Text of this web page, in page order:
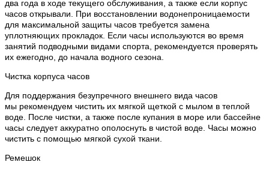
два года в ходе текущего обслуживания, а также если корпус
часов открывали. При восстановлении водонепроницаемости
для максимальной защиты часов требуется замена
уплотняющих прокладок. Если часы используются во время
занятий подводными видами спорта, рекомендуется проверять
их ежегодно, до начала водного сезона.
Чистка корпуса часов
Для поддержания безупречного внешнего вида часов
мы рекомендуем чистить их мягкой щеткой с мылом в теплой
воде. После чистки, а также после купания в море или бассейне
часы следует аккуратно ополоснуть в чистой воде. Часы можно
чистить с помощью мягкой сухой ткани.
Ремешок